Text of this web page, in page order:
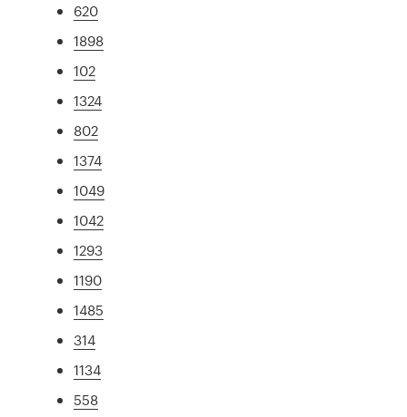
620
1898
102
1324
802
1374
1049
1042
1293
1190
1485
314
1134
558